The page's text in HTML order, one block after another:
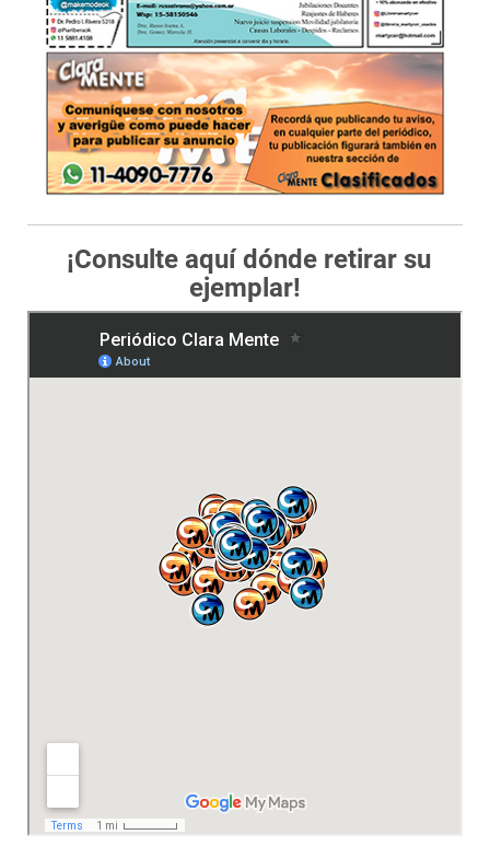
¡Consulte aquí dónde retirar su
ejemplar!